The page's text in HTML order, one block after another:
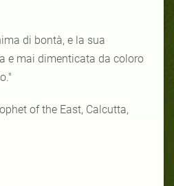
di bontà, e la sua
e mai dimenticata da coloro
of the East, Calcutta,